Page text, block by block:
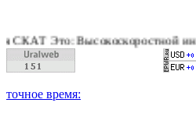
Это: Высокоскоростной